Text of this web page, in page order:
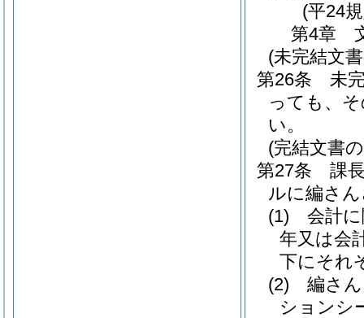
(平24
第4章
(未完結文
第26条
未
っても、
い。
(完結文書
第27条
課
ルに編さ
(1)
会計
年又は会
下にそれ
(2)
編さ
ションシ